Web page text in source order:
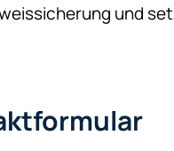
und